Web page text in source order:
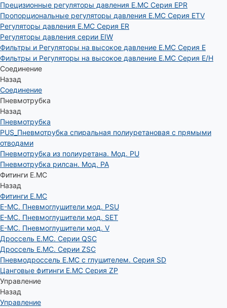
Прецизионные регуляторы давления E.MC Серия EPR
Пропорциональные регуляторы давления E.MC Серия ETV
Регуляторы давления E.MC Серия ER
Регуляторы давления серии EIW
Фильтры и Регуляторы на высокое давление E.MC Серия E
Фильтры и Регуляторы на высокое давление E.MC Серия E/H
Соединение
Назад
Соединение
Пневмотрубка
Назад
Пневмотрубка
PUS_Пневмотрубка спиральная полиуретановая с прямыми
отводами
Пневмотрубка из полиуретана. Мод. РU
Пневмотрубка рилсан. Мод. PA
Фитинги E.MC
Назад
Фитинги E.MC
E-MC. Пневмоглушители мод. PSU
E-MC. Пневмоглушители мод. SET
E-MC. Пневмоглушители мод. V
Дроссель E.MC. Серии QSC
Дроссель E.MC. Серии ZSC
Пневмодроссель E.MC с глушителем. Серия SD
Цанговые фитинги E.MC Серия ZP
Управление
Назад
Управление